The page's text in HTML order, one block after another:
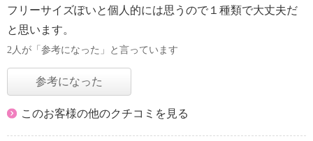
フリーサイズぽいと個人的には思うので１種類で大丈夫だ
と思います。
2人が「参考になった」と言っています
参考になった
このお客様の他のクチコミを見る